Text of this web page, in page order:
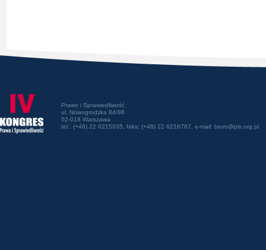
Prawo i Sprawiedliwość
ul. Nowogrodzka 84/86
02-018 Warszawa
tel.: (+48) 22 6215035, faks: (+48) 22 6216767, e-mail: biuro@pis.org.pl